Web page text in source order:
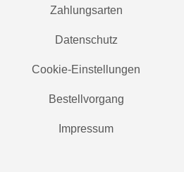
Zahlungsarten
Datenschutz
Cookie-Einstellungen
Bestellvorgang
Impressum